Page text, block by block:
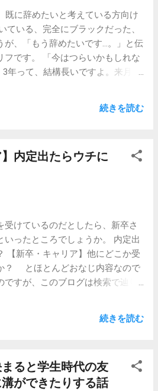
りの不自由を強いられることにな
られる職場を探すしかないわけで
きていくって大変だなあ、と思い
が、一番の近道なわけですけど
】派手すぎるネクタイと時計と、
自由」な面接には何を着ていくべ
う話。 【関連記事】 【これだけ
前に来てしまう人たち 【新卒・
の見分け方（社員の態度）
既に辞めたいと考えている方向け
ている、完全にブラックだった、
が、「もう辞めたいです…。」と伝
フです。 「今はつらいかもしれな
年って、結構長いですよ。来月、
う。3年頑張って何になるんだ、
ん。 ですが、私自身も3年は同じ
れに尽きます。 3年経ったら何か
そういう期待はやめておいたほ
なら、3年経ってもブラック企業
、3年後に転職したときにこれか
ードに思えます。「え？週末出勤
？確かに忙しいけど、手伝ってく
自分のやりたいことは何かっ
これから先、どこで何をしようと
ばならない状況が出てくることは
いった時に、「あの頃はあれだけ
、説得力があります。 たったそれ
年無駄にしろって？と問われると
続きを読む
】内定出たらウチに
受けているのだとしたら、新卒さ
いったところでしょうか。 内定出
【新卒・キャリア】他にどこか受
？ とほとんどおなじ内容なので
すが、このブログは検索で辿り
ックしたり伝えたりしています。
前年までの辞退率を参考に何人に
決めている企業がほとんどです
続きを読む
まると学生時代の友
ができたりする話